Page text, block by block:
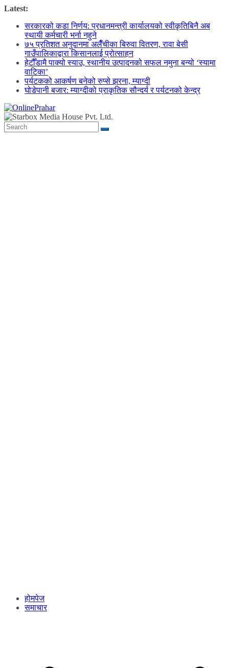
Skip
content
Latest:
सरकारको कडा निर्णय: प्रधानमन्त्री कार्यालयको स्वीकृतिबिनै अब
स्थायी कर्मचारी भर्ना नहुने
७५ प्रतिशत अनुदानमा अलैँचीका बिरुवा वितरण, रावा बेसी
गाउँपालिकाद्वारा किसानलाई प्रोत्साहन
हेटौँडामै पाक्यो स्याउ, स्थानीय उत्पादनको सफल नमुना बन्यो ‘स्यामा
वाटिका’
पर्यटकको आकर्षण बनेको रुप्से झरना, म्याग्दी
घोडेपानी बजार: म्याग्दीको प्राकृतिक सौन्दर्य र पर्यटनको केन्द्र
होमपेज
समाचार